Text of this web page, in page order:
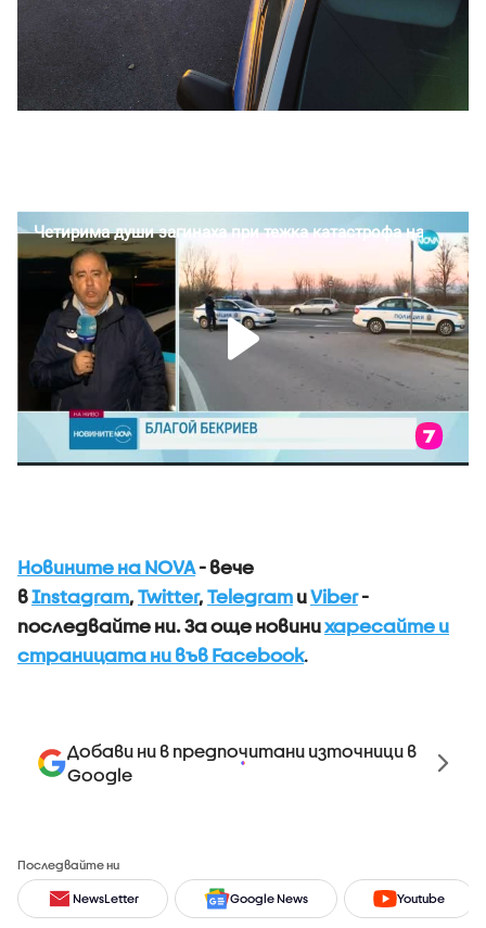
Новините на NOVA - вече
вInstagram, Twitter, Telegram иViber-
последвайте ни. За още новинихаресайте и
страницата ни във Facebook.
Добави ни в предпочитани източници в
Google
Последвайте ни
NewsLetter Google News Youtube